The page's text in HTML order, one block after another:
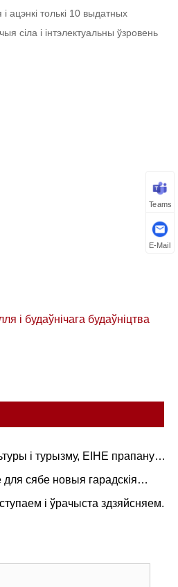
ацэнкі толькі 10 выдатных
сіла і інтэлектуальны ўзровень
будаўнічага будаўніцтва
і турызму, EIHE прапануе
шэдэўр на міфічную
сябе новыя гарадскія
і ўрачыста здзяйсняем.
Teams
E-Mail